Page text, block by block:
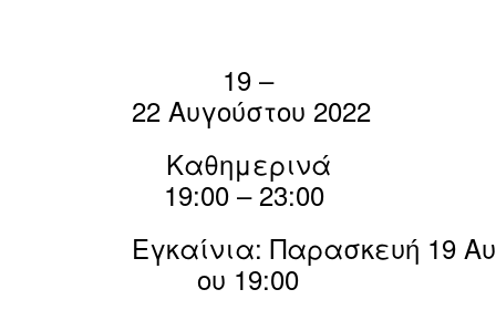
19 –
22 Αυγούστου 2022
Καθημερινά
19:00 – 23:00
Εγκαίνια: Παρασκευή 19
ου 19:00